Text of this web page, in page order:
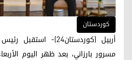
کوردستان
أربيل (كوردستان24)-